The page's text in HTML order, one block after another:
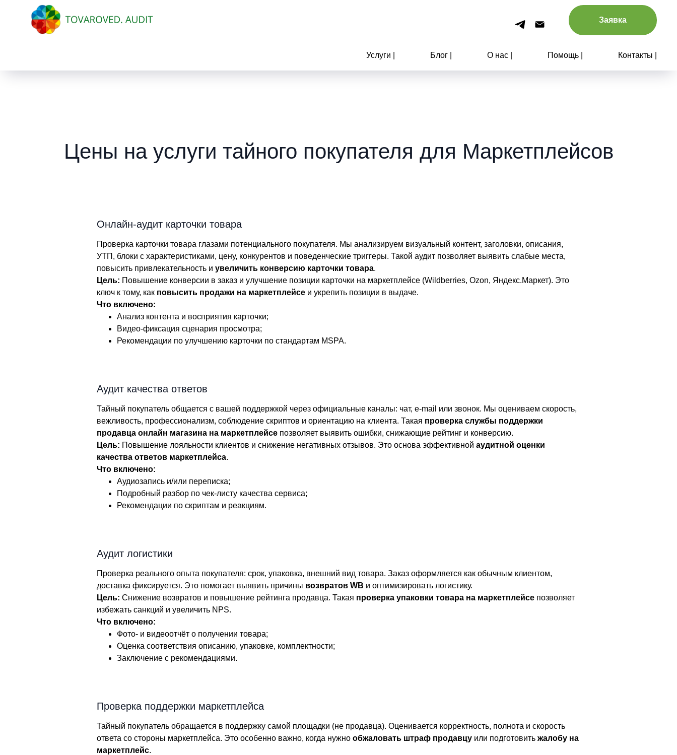
Заявка
Услуги | Блог | О нас | Помощь | Контакты |
Цены на услуги тайного покупателя для Маркетплейсов
Онлайн-аудит карточки товара
Проверка карточки товара глазами потенциального покупателя. Мы анализируем визуальный контент, заголовки, описания,
УТП, блоки с характеристиками, цену, конкурентов и поведенческие триггеры. Такой аудит позволяет выявить слабые места,
повысить привлекательность и увеличить конверсию карточки товара.
Цель: Повышение конверсии в заказ и улучшение позиции карточки на маркетплейсе (Wildberries, Ozon, Яндекс.Маркет). Это
ключ к тому, как повысить продажи на маркетплейсе и укрепить позиции в выдаче.
Что включено:
Анализ контента и восприятия карточки;
Видео-фиксация сценария просмотра;
Рекомендации по улучшению карточки по стандартам MSPA.
Аудит качества ответов
Тайный покупатель общается с вашей поддержкой через официальные каналы: чат, e-mail или звонок. Мы оцениваем скорость,
вежливость, профессионализм, соблюдение скриптов и ориентацию на клиента. Такая проверка службы поддержки
продавца онлайн магазина на маркетплейсе позволяет выявить ошибки, снижающие рейтинг и конверсию.
Цель: Повышение лояльности клиентов и снижение негативных отзывов. Это основа эффективной аудитной оценки
качества ответов маркетплейса.
Что включено:
Аудиозапись и/или переписка;
Подробный разбор по чек-листу качества сервиса;
Рекомендации по скриптам и реакциям.
Аудит логистики
Проверка реального опыта покупателя: срок, упаковка, внешний вид товара. Заказ оформляется как обычным клиентом,
доставка фиксируется. Это помогает выявить причины возвратов WB и оптимизировать логистику.
Цель: Снижение возвратов и повышение рейтинга продавца. Такая проверка упаковки товара на маркетплейсе позволяет
избежать санкций и увеличить NPS.
Что включено:
Фото- и видеоотчёт о получении товара;
Оценка соответствия описанию, упаковке, комплектности;
Заключение с рекомендациями.
Проверка поддержки маркетплейса
Тайный покупатель обращается в поддержку самой площадки (не продавца). Оценивается корректность, полнота и скорость
ответа со стороны маркетплейса. Это особенно важно, когда нужно обжаловать штраф продавцу или подготовить жалобу на
маркетплейс.